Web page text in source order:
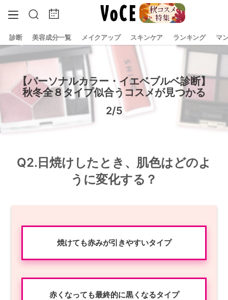
診断 美容成分一覧 メイクアップ スキンケア ランキング マ
【パーソナルカラー・イエベブルベ診断】
秋冬全８タイプ似合うコスメが見つかる
2/5
Q2.日焼けしたとき、肌色はどのよ
うに変化する？
焼けても赤みが引きやすいタイプ
赤くなっても最終的に黒くなるタイプ